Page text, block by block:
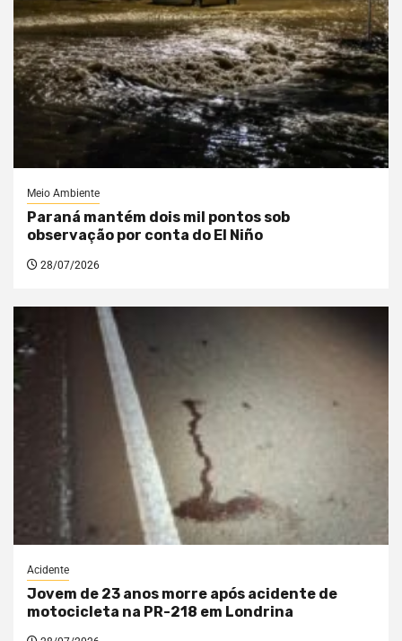
Meio Ambiente
Paraná mantém dois mil pontos sob
observação por conta do El Niño
28/07/2026
Acidente
Jovem de 23 anos morre após acidente de
motocicleta na PR-218 em Londrina